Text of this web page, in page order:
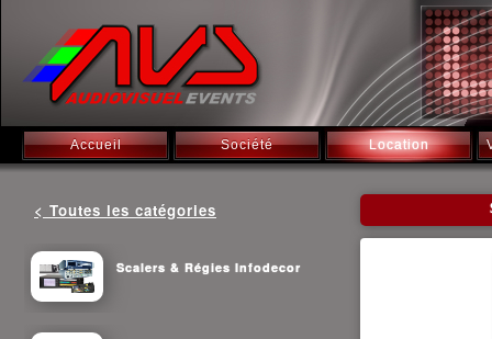
Accueil Société Location
< Toutes les catégories
Scalers & Régies Infodecor